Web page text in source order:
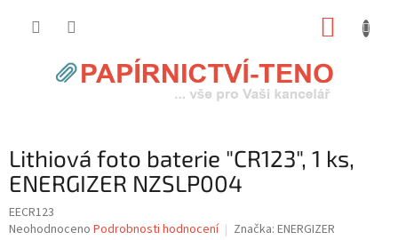
Lithiová foto baterie "CR123", 1 ks,
ENERGIZER NZSLP004
EECR123
Průměrné
Neohodnoceno Podrobnosti hodnocení Značka: ENERGIZER